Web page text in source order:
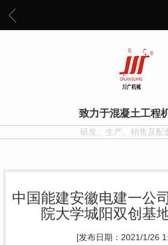
致力于混凝土工程
研发、生产、销售及配
中国能建安徽电建一公
院大学城阳双创基
[发布日期：2021/1/26